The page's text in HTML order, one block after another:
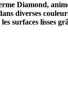
Diamond,
diverses
surfaces lisses